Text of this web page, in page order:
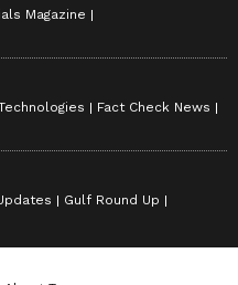
Magazine
Fact Check News
Gulf Round Up